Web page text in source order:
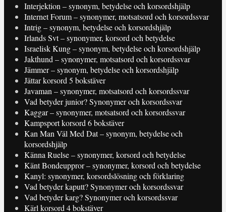
Interjektion – synonym, betydelse och korsordshjälp
Internet Forum – synonymer, motsatsord och korsordssvar
Intrig – synonym, betydelse och korsordshjälp
Irlands Svt – synonymer, korsord och betydelse
Israelisk Kung – synonym, betydelse och korsordshjälp
Jakthund – synonymer, motsatsord och korsordssvar
Jämmer – synonym, betydelse och korsordshjälp
Jättar korsord 5 bokstäver
Javaman – synonymer, motsatsord och korsordssvar
Vad betyder junior? Synonymer och korsordssvar
Kaggar – synonymer, motsatsord och korsordssvar
Kampsport korsord 6 bokstäver
Kan Man Väl Med Dat – synonym, betydelse och
korsordshjälp
Känna Ruelse – synonymer, korsord och betydelse
Känt Bondeuppror – synonymer, korsord och betydelse
Kanyl: synonymer, korsordslösning och förklaring
Vad betyder kaputt? Synonymer och korsordssvar
Vad betyder karg? Synonymer och korsordssvar
Kärl korsord 4 bokstäver